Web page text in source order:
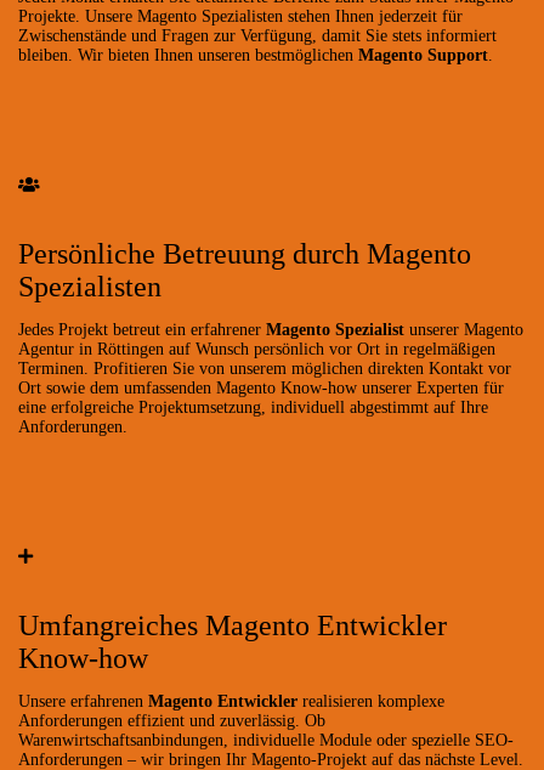
Projekte. Unsere Magento Spezialisten stehen Ihnen jederzeit für
Zwischenstände und Fragen zur Verfügung, damit Sie stets informiert
bleiben. Wir bieten Ihnen unseren bestmöglichen Magento Support
Persönliche Betreuung durch Magento
Spezialisten
Jedes Projekt betreut ein erfahrener Magento Spezialist unserer Magento
Agentur in Röttingen auf Wunsch persönlich vor Ort in regelmäßigen
Terminen. Profitieren Sie von unserem möglichen direkten Kontakt vor
Ort sowie dem umfassenden Magento Know-how unserer Experten für
eine erfolgreiche Projektumsetzung, individuell abgestimmt auf Ihre
Anforderungen.
Umfangreiches Magento Entwickler
Know-how
Unsere erfahrenen Magento Entwickler realisieren komplexe
Anforderungen effizient und zuverlässig. Ob
Warenwirtschaftsanbindungen, individuelle Module oder spezielle SEO-
Anforderungen – wir bringen Ihr Magento-Projekt auf das nächste Level.